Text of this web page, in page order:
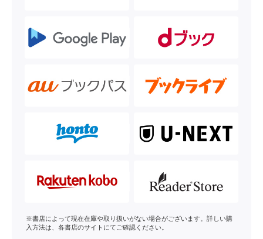
※書店によって現在在庫や取り扱いがない場合がございます。詳しい購
入方法は、各書店のサイトにてご確認ください。